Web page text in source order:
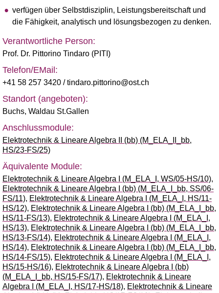
verfügen über Selbstdisziplin, Leistungsbereitschaft und
die Fähigkeit, analytisch und lösungsbezogen zu denken.
Verantwortliche Person:
Prof. Dr. Pittorino Tindaro (PITI)
Telefon/EMail:
+41 58 257 3420 / tindaro.pittorino@ost.ch
Standort (angeboten):
Buchs, Waldau St.Gallen
Anschlussmodule:
Elektrotechnik & Lineare Algebra II (bb) (M_ELA_II_bb,
HS/23-FS/25)
Äquivalente Module:
Elektrotechnik & Lineare Algebra I (M_ELA_I, WS/05-HS/10),
Elektrotechnik & Lineare Algebra I (bb) (M_ELA_I_bb, SS/06-
FS/11), Elektrotechnik & Lineare Algebra I (M_ELA_I, HS/11-
HS/12), Elektrotechnik & Lineare Algebra I (bb) (M_ELA_I_bb,
HS/11-FS/13), Elektrotechnik & Lineare Algebra I (M_ELA_I,
HS/13), Elektrotechnik & Lineare Algebra I (bb) (M_ELA_I_bb,
HS/13-FS/14), Elektrotechnik & Lineare Algebra I (M_ELA_I,
HS/14), Elektrotechnik & Lineare Algebra I (bb) (M_ELA_I_bb,
HS/14-FS/15), Elektrotechnik & Lineare Algebra I (M_ELA_I,
HS/15-HS/16), Elektrotechnik & Lineare Algebra I (bb)
(M_ELA_I_bb, HS/15-FS/17), Elektrotechnik & Lineare
Algebra I (M_ELA_I, HS/17-HS/18), Elektrotechnik & Lineare